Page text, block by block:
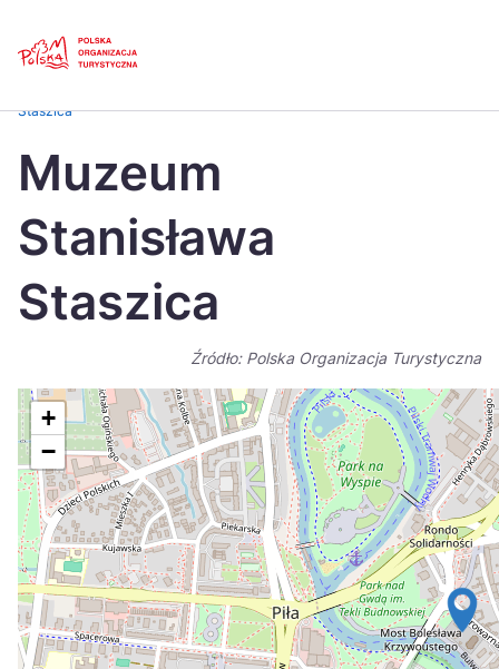
Česká
Dansk
Italiano
日本
Português
Suomi
Україна
Zamknij
Staszica
Muzeum
Stanisława
Staszica
Źródło: Polska Organizacja Turystyczna
+
−